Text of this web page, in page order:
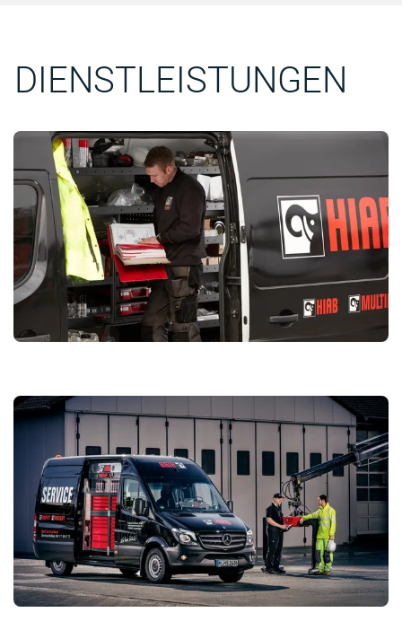
DIENSTLEISTUNGEN